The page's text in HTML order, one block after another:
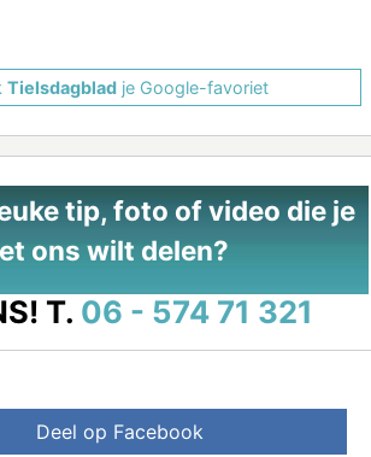
Tielsdagblad je Google-favoriet
tip, foto of video die je
ons wilt delen?
T. 06 - 574 71 321
Deel op Facebook